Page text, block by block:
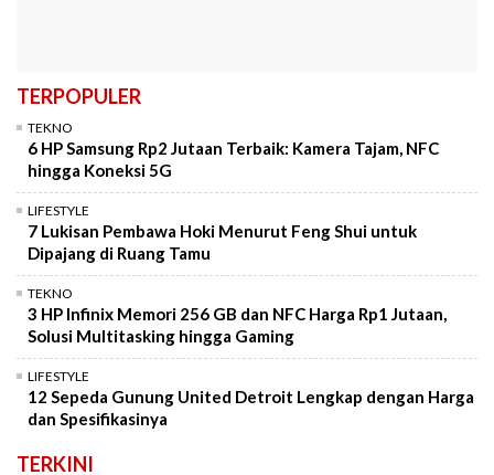
TERPOPULER
TEKNO
6 HP Samsung Rp2 Jutaan Terbaik: Kamera Tajam, NFC
hingga Koneksi 5G
LIFESTYLE
7 Lukisan Pembawa Hoki Menurut Feng Shui untuk
Dipajang di Ruang Tamu
TEKNO
3 HP Infinix Memori 256 GB dan NFC Harga Rp1 Jutaan,
Solusi Multitasking hingga Gaming
LIFESTYLE
12 Sepeda Gunung United Detroit Lengkap dengan Harga
dan Spesifikasinya
TERKINI